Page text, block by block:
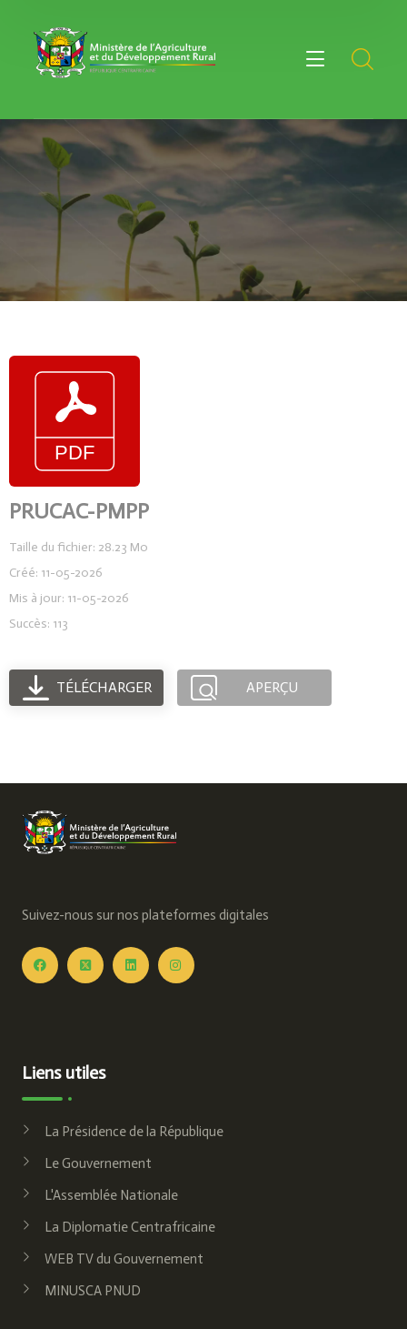
PRUCAC-PMPP
Taille du fichier: 28.23 Mo
Créé: 11-05-2026
Mis à jour: 11-05-2026
Succès: 113
TÉLÉCHARGER APERÇU
Suivez-nous sur nos plateformes digitales
Liens utiles
La Présidence de la République
Le Gouvernement
L'Assemblée Nationale
La Diplomatie Centrafricaine
WEB TV du Gouvernement
MINUSCA PNUD